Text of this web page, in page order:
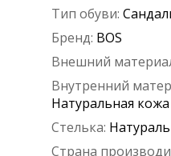
Тип обуви:
Бренд: BOS
Внешний
Внутренний
Натуральная кожа
Стелька:
Страна